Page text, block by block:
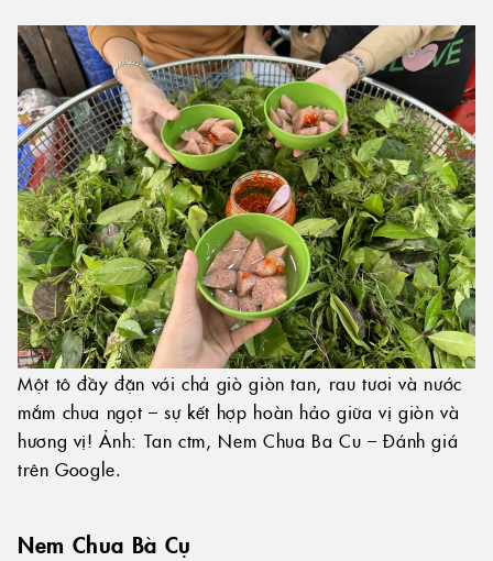
Một tô đầy đặn với chả giò giòn tan, rau tươi và nước
mắm chua ngọt – sự kết hợp hoàn hảo giữa vị giòn và
hương vị! Ảnh: Tan ctm, Nem Chua Ba Cu – Đánh giá
trên Google.
Nem Chua Bà Cụ